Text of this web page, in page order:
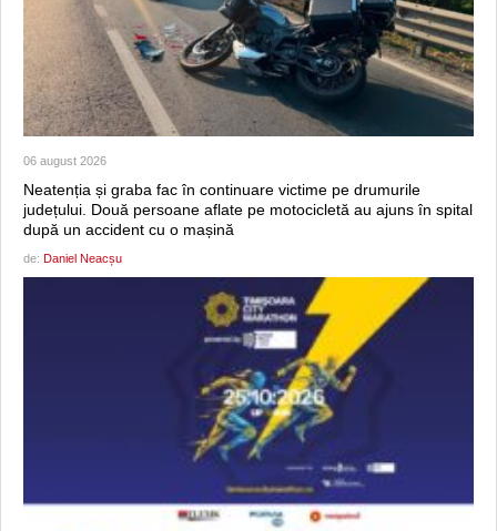
06 august 2026
Neatenția și graba fac în continuare victime pe drumurile
județului. Două persoane aflate pe motocicletă au ajuns în spital
după un accident cu o mașină
de: Daniel Neacșu